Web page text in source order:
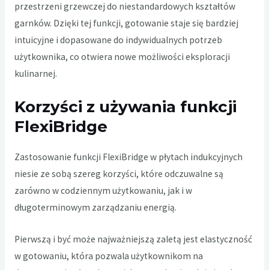
przestrzeni grzewczej do niestandardowych kształtów
garnków. Dzięki tej funkcji, gotowanie staje się bardziej
intuicyjne i dopasowane do indywidualnych potrzeb
użytkownika, co otwiera nowe możliwości eksploracji
kulinarnej.
Korzyści z używania funkcji
FlexiBridge
Zastosowanie funkcji FlexiBridge w płytach indukcyjnych
niesie ze sobą szereg korzyści, które odczuwalne są
zarówno w codziennym użytkowaniu, jak i w
długoterminowym zarządzaniu energią.
Pierwszą i być może najważniejszą zaletą jest elastyczność
w gotowaniu, która pozwala użytkownikom na